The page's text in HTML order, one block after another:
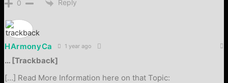
0 Reply
HArmonyCa 1 year ago
… [Trackback]
[…] Read More Information here on that Topic: